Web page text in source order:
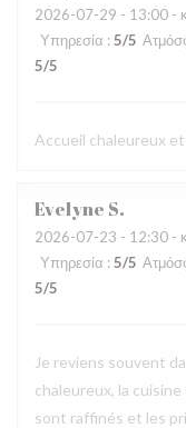
2026-07-29 - 13:00 -
Υπηρεσία : 5/5
5/5
Accueil chaleureux
Evelyne S
2026-07-23 - 12:30 -
Υπηρεσία : 5/5
5/5
Je reviens souvent
chaleureux, la
sont raffinés et les